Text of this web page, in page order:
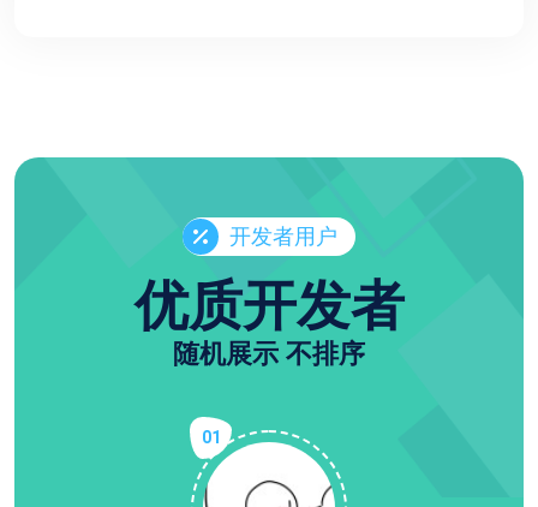
开发者用户
优质开发者
随机展示 不排序
01